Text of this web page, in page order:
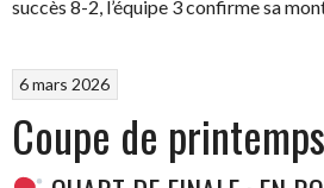
succès 8-2, l’équipe 3 confirme sa
6 mars 2026
Coupe de printemps